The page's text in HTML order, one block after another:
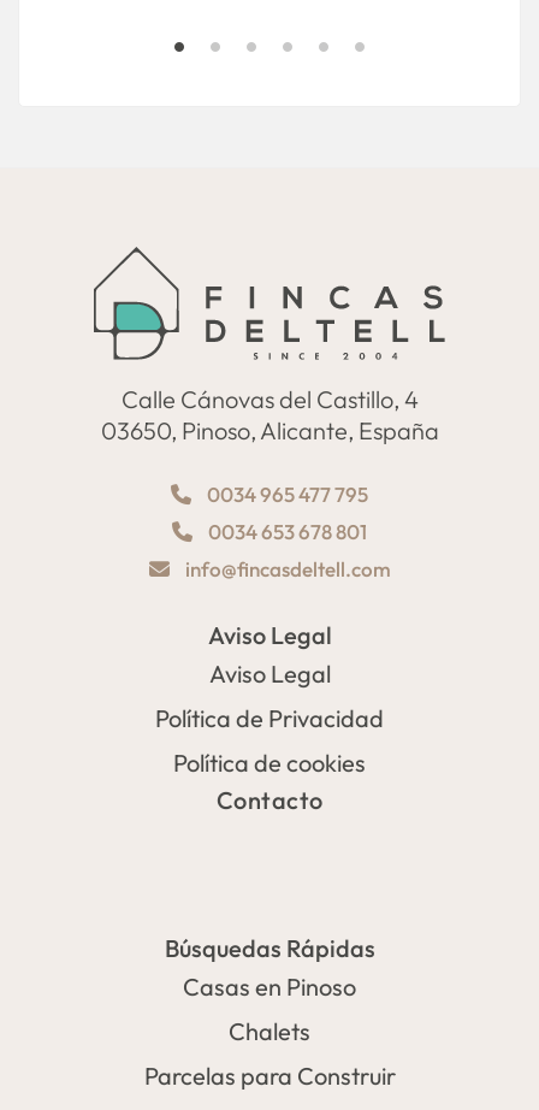
Calle Cánovas del Castillo, 4
03650, Pinoso, Alicante, España
0034 965 477 795
0034 653 678 801
info@fincasdeltell.com
Aviso Legal
Aviso Legal
Política de Privacidad
Política de cookies
Contacto
Búsquedas Rápidas
Casas en Pinoso
Chalets
Parcelas para Construir